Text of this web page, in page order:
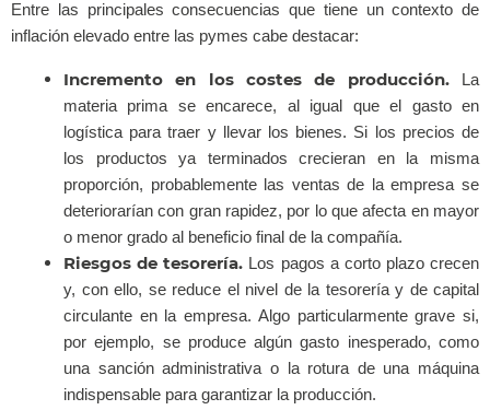
Entre las principales consecuencias que tiene un contexto de
inflación elevado entre las pymes cabe destacar:
Incremento en los costes de producción.
La
materia prima se encarece, al igual que el gasto en
logística para traer y llevar los bienes. Si los precios de
los productos ya terminados crecieran en la misma
proporción, probablemente las ventas de la empresa se
deteriorarían con gran rapidez, por lo que afecta en mayor
o menor grado al beneficio final de la compañía.
Riesgos de tesorería. Los pagos a corto plazo crecen
y, con ello, se reduce el nivel de la tesorería y de capital
circulante en la empresa. Algo particularmente grave si,
por ejemplo, se produce algún gasto inesperado, como
una sanción administrativa o la rotura de una máquina
indispensable para garantizar la producción.